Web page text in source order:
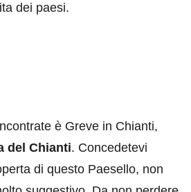
dei paesi.
è Greve in Chianti,
del Chianti. Concedetevi
di questo Paesello, non